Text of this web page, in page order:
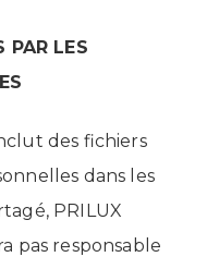
PAR LES
des fichiers
dans les
PRILUX
pas responsable